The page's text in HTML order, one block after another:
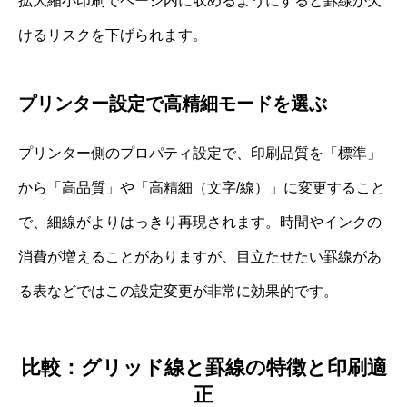
けるリスクを下げられます。
プリンター設定で高精細モードを選ぶ
プリンター側のプロパティ設定で、印刷品質を「標準」
から「高品質」や「高精細（文字/線）」に変更すること
で、細線がよりはっきり再現されます。時間やインクの
消費が増えることがありますが、目立たせたい罫線があ
る表などではこの設定変更が非常に効果的です。
比較：グリッド線と罫線の特徴と印刷適
正